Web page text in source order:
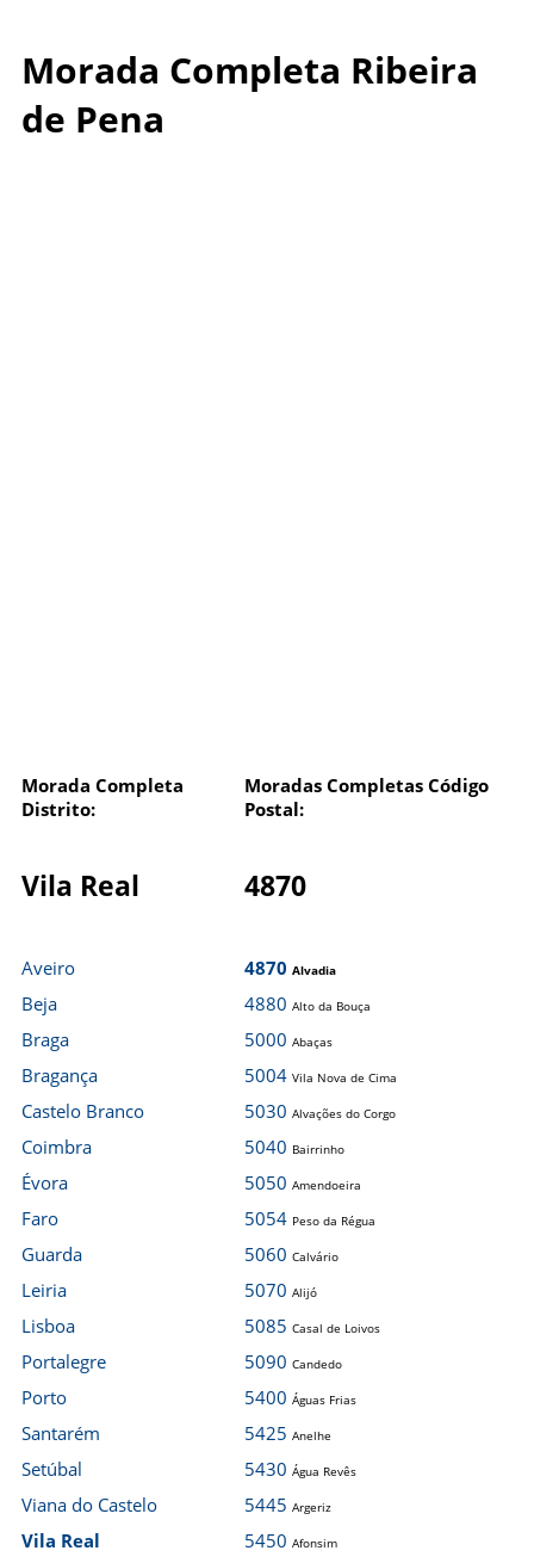
Morada Completa Ribeira
de Pena
Morada Completa
Distrito:
Moradas Completas Código
Postal:
Vila Real 4870
Aveiro
Beja
Braga
Bragança
Castelo Branco
Coimbra
Évora
Faro
Guarda
Leiria
Lisboa
Portalegre
Porto
Santarém
Setúbal
Viana do Castelo
Vila Real
4870 Alvadia
4880 Alto da Bouça
5000 Abaças
5004 Vila Nova de Cima
5030 Alvações do Corgo
5040 Bairrinho
5050 Amendoeira
5054 Peso da Régua
5060 Calvário
5070 Alijó
5085 Casal de Loivos
5090 Candedo
5400 Águas Frias
5425 Anelhe
5430 Água Revês
5445 Argeriz
5450 Afonsim